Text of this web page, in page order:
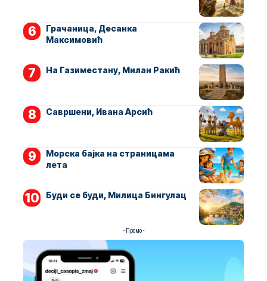
Грачаница, Десанка
Максимовић
На Газиместану, Милан Ракић
Савршени, Ивана Арсић
Морска бајка на страницама
лета
Буди се буди, Милица Бингулац
- Промо -